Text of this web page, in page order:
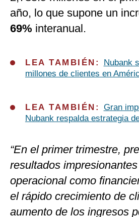
año, lo que supone un
69% interanual.
LEA TAMBIÉN:
Nubank
millones de clientes en
LEA TAMBIÉN: Gran
Nubank respalda estrategia
“En el primer trimestre,
resultados
operacional como
el rápido crecimiento de
aumento de los ingresos